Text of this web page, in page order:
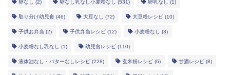
卵なし (2) 卵なし乳なし小麦粉なし (531) 卵乳なし (1)
取り分け幼児食 (46) 大豆なし (72) 大豆粉レシピ (10)
子供お弁当 (2) 子供弁当レシピ (12) 小麦粉なし (3)
小麦粉なし乳なし (1) 幼児食レシピ (110)
液体油なし・バターなしレシピ (228) 玄米粉レシピ (6) 甘酒レシピ (8)
米粉レシピ
ヘルシーレシピ
works